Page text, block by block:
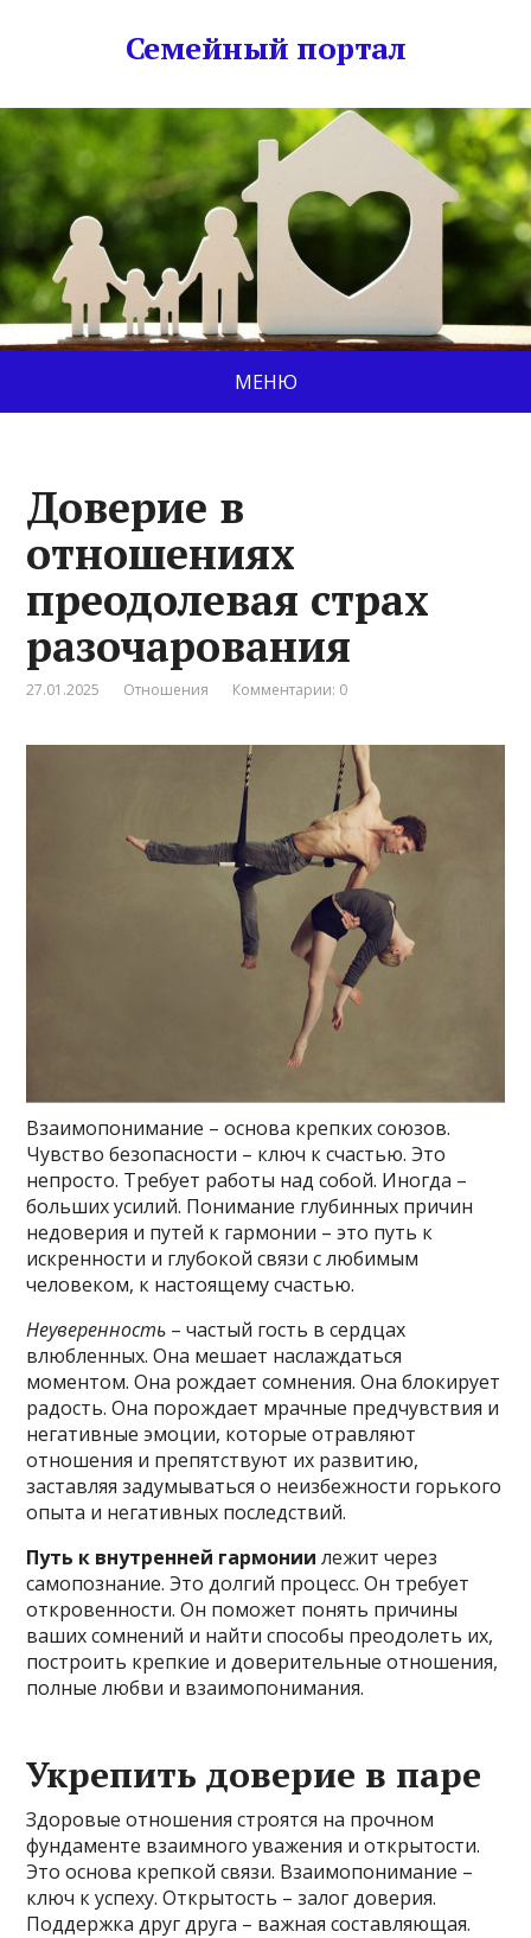
Семейный портал
МЕНЮ
Доверие в
отношениях
преодолевая страх
разочарования
27.01.2025 Отношения Комментарии: 0
Взаимопонимание – основа крепких союзов.
Чувство безопасности – ключ к счастью. Это
непросто. Требует работы над собой. Иногда –
больших усилий. Понимание глубинных причин
недоверия и путей к гармонии – это путь к
искренности и глубокой связи с любимым
человеком, к настоящему счастью.
Неуверенность – частый гость в сердцах
влюбленных. Она мешает наслаждаться
моментом. Она рождает сомнения. Она блокирует
радость. Она порождает мрачные предчувствия и
негативные эмоции, которые отравляют
отношения и препятствуют их развитию,
заставляя задумываться о неизбежности горького
опыта и негативных последствий.
Путь к внутренней гармонии лежит через
самопознание. Это долгий процесс. Он требует
откровенности. Он поможет понять причины
ваших сомнений и найти способы преодолеть их,
построить крепкие и доверительные отношения,
полные любви и взаимопонимания.
Укрепить доверие в паре
Здоровые отношения строятся на прочном
фундаменте взаимного уважения и открытости.
Это основа крепкой связи. Взаимопонимание –
ключ к успеху. Открытость – залог доверия.
Поддержка друг друга – важная составляющая.